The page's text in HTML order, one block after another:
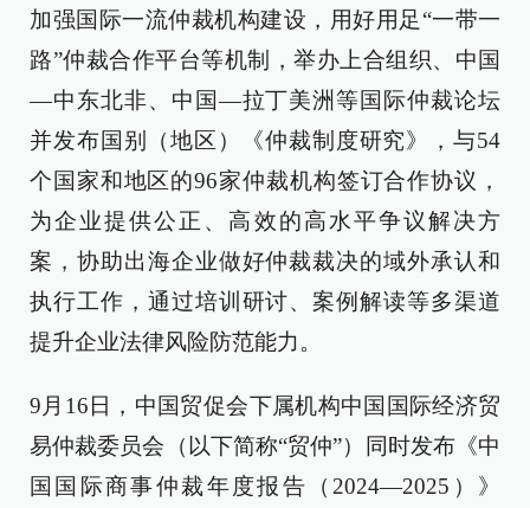
加强国际一流仲裁机构建设，用好用足“一带一
路”仲裁合作平台等机制，举办上合组织、中国
—中东北非、中国—拉丁美洲等国际仲裁论坛
并发布国别（地区）《仲裁制度研究》，与54
个国家和地区的96家仲裁机构签订合作协议，
为企业提供公正、高效的高水平争议解决方
案，协助出海企业做好仲裁裁决的域外承认和
执行工作，通过培训研讨、案例解读等多渠道
提升企业法律风险防范能力。
9月16日，中国贸促会下属机构中国国际经济贸
易仲裁委员会（以下简称“贸仲”）同时发布《中
国国际商事仲裁年度报告（2024—2025）》